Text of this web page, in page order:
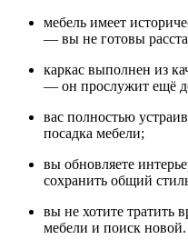
мебель имеет
— вы не готовы
каркас выполнен из
— он прослужит ещё
вас полностью
посадка мебели;
вы обновляете
сохранить общий
вы не хотите тратить
мебели и поиск новой.